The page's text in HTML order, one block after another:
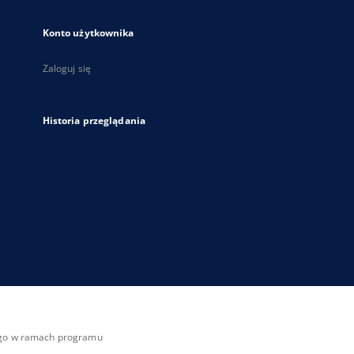
Konto użytkownika
Zaloguj się
Historia przeglądania
w ramach programu